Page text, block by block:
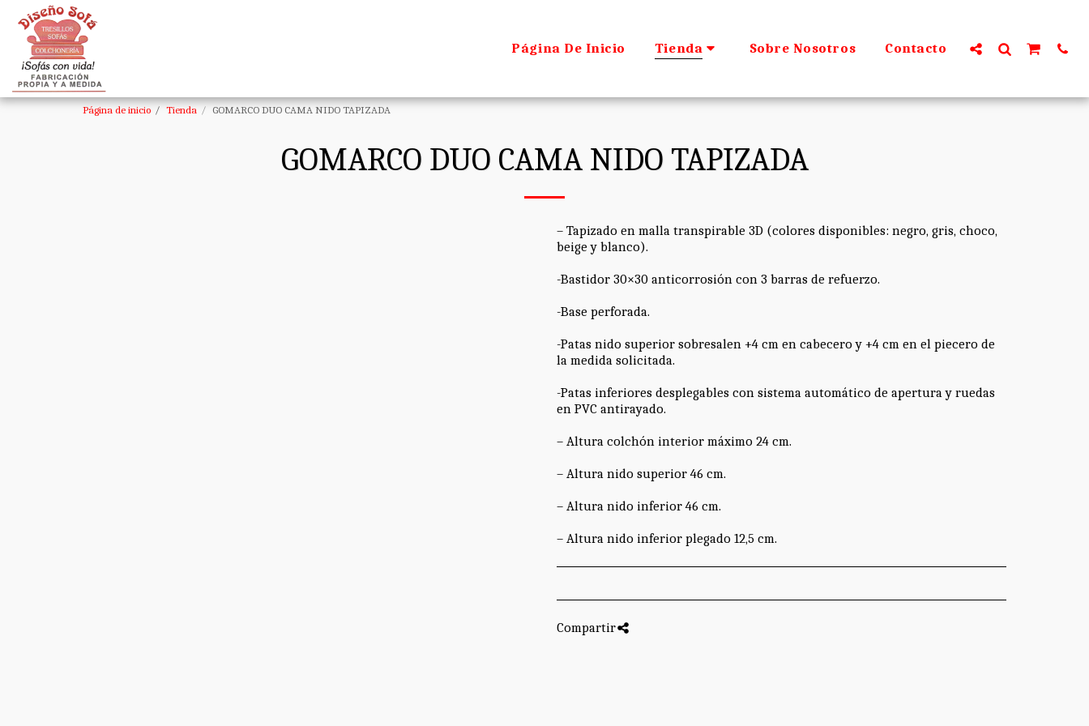
Página De Inicio Tienda Sobre Nosotros Contacto
Página de inicio Tienda GOMARCO DUO CAMA NIDO TAPIZADA
GOMARCO DUO CAMA NIDO TAPIZADA
– Tapizado en malla transpirable 3D (colores disponibles: negro, gris, choco,
beige y blanco).
-Bastidor 30×30 anticorrosión con 3 barras de refuerzo.
-Base perforada.
-Patas nido superior sobresalen +4 cm en cabecero y +4 cm en el piecero de
la medida solicitada.
-Patas inferiores desplegables con sistema automático de apertura y ruedas
en PVC antirayado.
– Altura colchón interior máximo 24 cm.
– Altura nido superior 46 cm.
– Altura nido inferior 46 cm.
– Altura nido inferior plegado 12,5 cm.
Compartir